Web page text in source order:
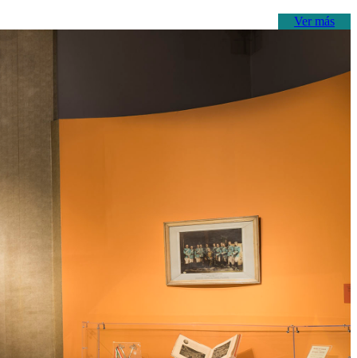
Ver más